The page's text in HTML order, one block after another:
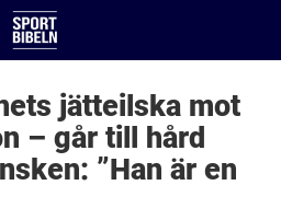
jätteilska mot
– går till hård
”Han är en